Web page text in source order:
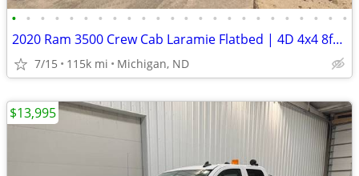
• • • • • • • • • • • • • • • • • • • • • • • •
2020 Ram 3500 Crew Cab Laramie Flatbed | 4D 4x4 8ft. | 115k Miles
7/15 115k mi Michigan, ND
$13,995